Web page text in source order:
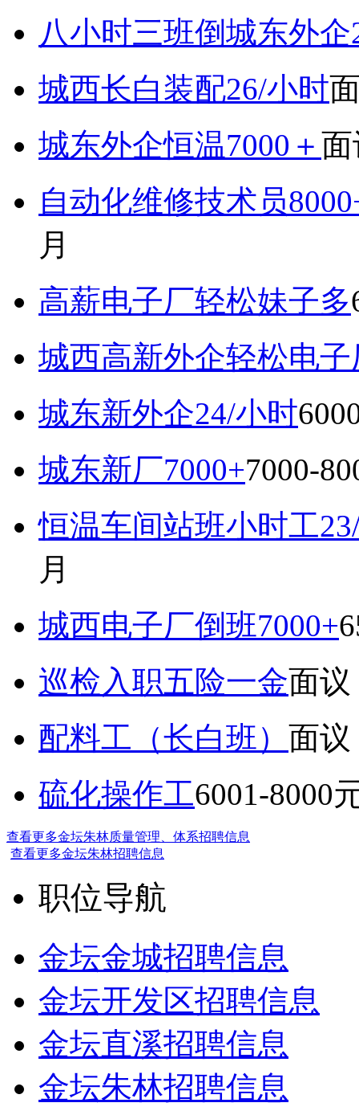
八小时三班倒城东外企
城西长白装配26/小时
城东外企恒温7000＋
自动化维修技术员
月
高薪电子厂轻松妹子多
城西高新外企轻松电子
城东新外企24/小时
城东新厂7000+7000-
恒温车间站班小时工
月
城西电子厂倒班7000+
巡检入职五险一金面议
配料工（长白班） 面议
硫化操作工6001-8000
查看更多金坛朱林质量管理、体系招聘信息
查看更多金坛朱林招聘信息
职位导航
金坛金城招聘信息
金坛开发区招聘信息
金坛直溪招聘信息
金坛朱林招聘信息